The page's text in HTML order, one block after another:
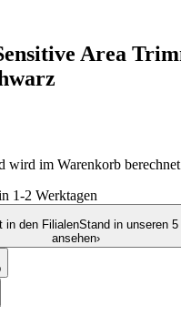
Area
wird im Warenkorb berechnet
1-2 Werktagen
in den FilialenStand in unseren
ansehen›